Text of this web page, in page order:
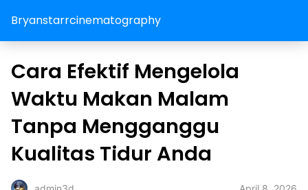
Bryanstarrcinematography
Cara Efektif Mengelola
Waktu Makan Malam
Tanpa Mengganggu
Kualitas Tidur Anda